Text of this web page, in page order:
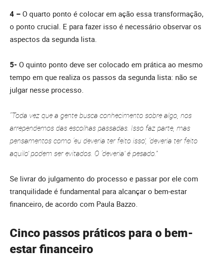
4 – O quarto ponto é colocar em ação essa transformação,
o ponto crucial. E para fazer isso é necessário observar os
aspectos da segunda lista.
5- O quinto ponto deve ser colocado em prática ao mesmo
tempo em que realiza os passos da segunda lista: não se
julgar nesse processo.
“Toda vez que a gente busca conhecimento sobre algo, nos
arrependemos das escolhas passadas. Isso faz parte, mas
pensamentos como ‘eu deveria ter feito isso’, ‘deveria ter feito
aquilo’ podem ser evitados. O ‘deveria’ é pesado.”
Se livrar do julgamento do processo e passar por ele com
tranquilidade é fundamental para alcançar o bem-estar
financeiro, de acordo com Paula Bazzo.
Cinco passos práticos para o bem-
estar financeiro